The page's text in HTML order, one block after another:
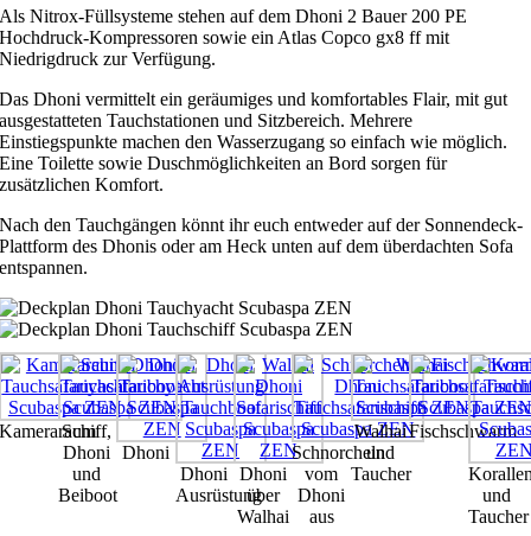
Als Nitrox-Füllsysteme stehen auf dem Dhoni 2 Bauer 200 PE
Hochdruck-Kompressoren sowie ein Atlas Copco gx8 ff mit
Niedrigdruck zur Verfügung.
Das Dhoni vermittelt ein geräumiges und komfortables Flair, mit gut
ausgestatteten Tauchstationen und Sitzbereich. Mehrere
Einstiegspunkte machen den Wasserzugang so einfach wie möglich.
Eine Toilette sowie Duschmöglichkeiten an Bord sorgen für
zusätzlichen Komfort.
Nach den Tauchgängen könnt ihr euch entweder auf der Sonnendeck-
Plattform des Dhonis oder am Heck unten auf dem überdachten Sofa
entspannen.
Kameraraum
Schiff,
Dhoni
und
Beiboot
Dhoni
Dhoni
Ausrüstung
Dhoni
über
Walhai
Schnorcheln
vom
Dhoni
aus
Walhai
und
Taucher
Fischschwarm
und
Taucher